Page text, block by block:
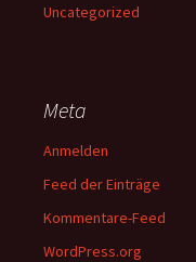
Uncategorized
Meta
Anmelden
Feed der Einträge
Kommentare-Feed
WordPress.org